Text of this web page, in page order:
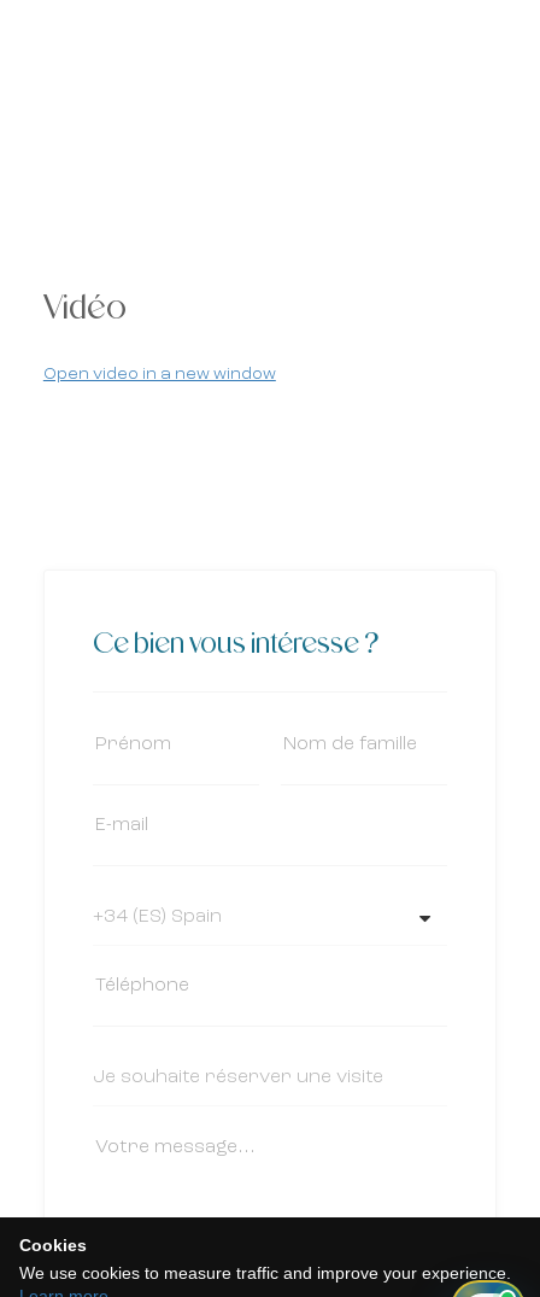
Vidéo
Open video in a new window
Ce bien vous intéresse ?
Cookies
We use cookies to measure traffic and improve your experience.